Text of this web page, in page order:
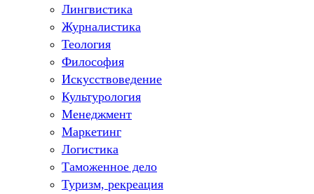
Лингвистика
Журналистика
Теология
Философия
Искусствоведение
Культурология
Менеджмент
Маркетинг
Логистика
Таможенное дело
Туризм, рекреация